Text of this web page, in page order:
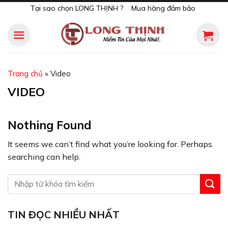
content
Tại sao chọn LONG THỊNH ? Mua hàng đảm bảo
Trang chủ » Video
VIDEO
Nothing Found
It seems we can’t find what you’re looking for. Perhaps
searching can help.
TIN ĐỌC NHIỀU NHẤT